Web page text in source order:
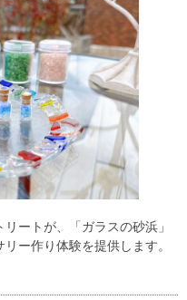
ートが、「ガラスの砂浜」
ー作り体験を提供します。